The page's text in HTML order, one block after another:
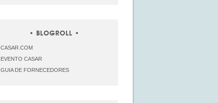
BLOGROLL
CASAR.COM
EVENTO CASAR
GUIA DE FORNECEDORES